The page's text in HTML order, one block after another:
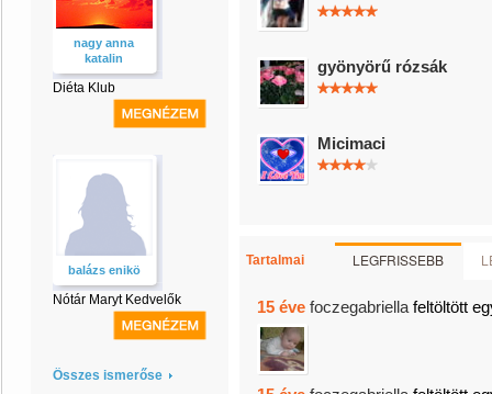
nagy anna
katalin
Diéta Klub
balázs enikö
Nótár Maryt Kedvelők
Összes ismerőse
gyönyörű rózsák
Micimaci
Tartalmai LEGFRISSEBB
15 éve foczegabriella feltöltött